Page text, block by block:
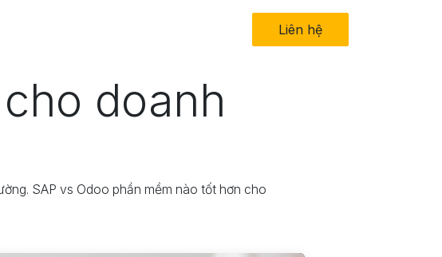
Liên hệ​
doanh
SAP vs Odoo phần mềm nào tốt hơn cho